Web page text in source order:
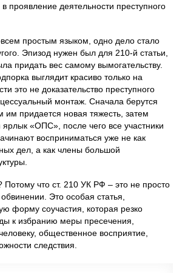
в проявление деятельности преступного
простым языком, одно дело стало
Эпизод нужен был для 210-й статьи,
придать вес самому вымогательству.
выглядит красиво только на
это не доказательство преступного
монтаж. Сначала берутся
им придается новая тяжесть, затем
«ОПС», после чего все участники
восприниматься уже не как
дел, а как члены большой
Потому что ст. 210 УК РФ – это не просто
Это особая статья,
форму соучастия, которая резко
к избранию меры пресечения,
общественное восприятие,
следствия.